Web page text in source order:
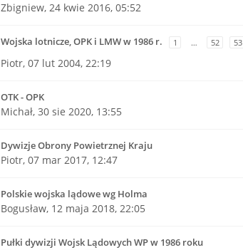
Zbigniew, 24 kwie 2016, 05:52
Wojska lotnicze, OPK i LMW w 1986 r. 1 … 52 53
Piotr, 07 lut 2004, 22:19
OTK - OPK
Michał, 30 sie 2020, 13:55
Dywizje Obrony Powietrznej Kraju
Piotr, 07 mar 2017, 12:47
Polskie wojska lądowe wg Holma
Bogusław, 12 maja 2018, 22:05
Pułki dywizji Wojsk Lądowych WP w 1986 roku